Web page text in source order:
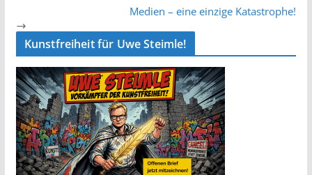
Medien – eine einzige Katastrophe!
Kunstfreiheit für Uwe Steimle!